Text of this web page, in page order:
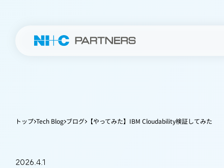
トップ Tech Blog ブログ 【やってみた】IBM Cloudability検証してみた
2026.4.1